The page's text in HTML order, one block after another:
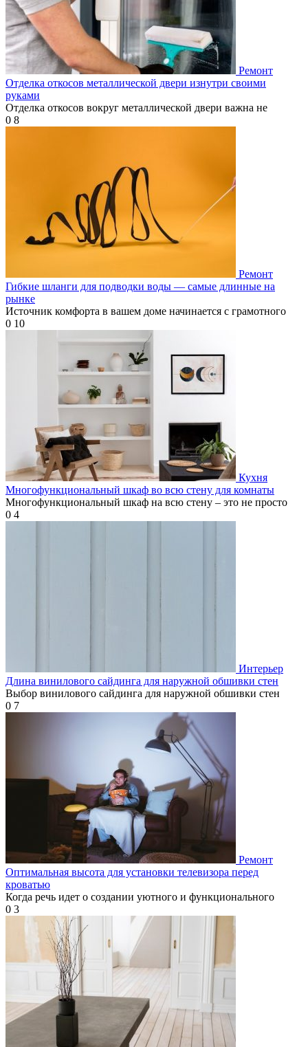
Ремонт
Отделка откосов металлической двери изнутри своими
руками
Отделка откосов вокруг металлической двери важна не
0 8
Ремонт
Гибкие шланги для подводки воды — самые длинные на
рынке
Источник комфорта в вашем доме начинается с грамотного
0 10
Кухня
Многофункциональный шкаф во всю стену для комнаты
Многофункциональный шкаф на всю стену – это не просто
0 4
Интерьер
Длина винилового сайдинга для наружной обшивки стен
Выбор винилового сайдинга для наружной обшивки стен
0 7
Ремонт
Оптимальная высота для установки телевизора перед
кроватью
Когда речь идет о создании уютного и функционального
0 3